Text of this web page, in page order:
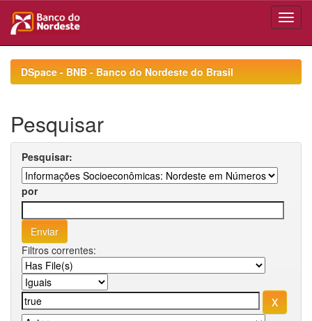
navigationDSpace - BNB - Banco do Nordeste do Brasil
Pesquisar
Pesquisar:
por
Filtros correntes: